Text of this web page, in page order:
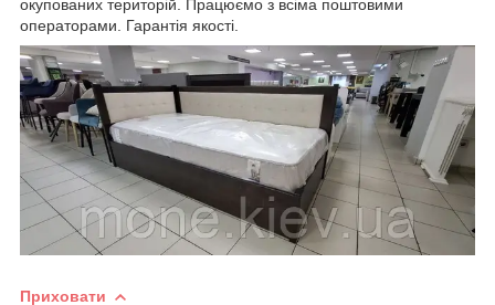
окупованих територій. Працюємо з всіма поштовими
операторами. Гарантія якості.
Приховати